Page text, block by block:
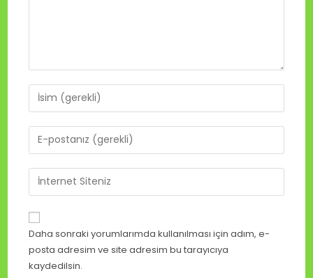
Daha sonraki yorumlarımda kullanılması için adım, e-
posta adresim ve site adresim bu tarayıcıya
kaydedilsin.